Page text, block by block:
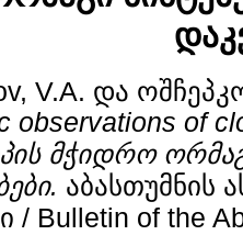
V.A. და
observations of
მჭიდრო
აბასთუმნის
/ Bulletin of the